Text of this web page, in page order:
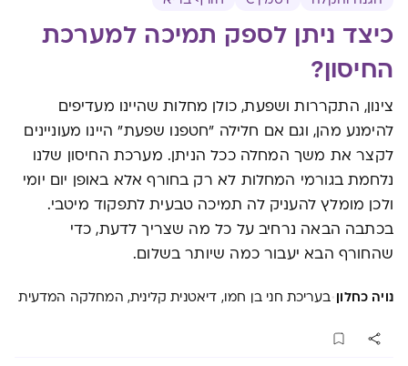
כיצד ניתן לספק תמיכה למערכת
החיסון?
צינון, התקררות ושפעת, כולן מחלות שהיינו מעדיפים
להימנע מהן, וגם אם חלילה "חטפנו שפעת" היינו מעוניינים
לקצר את משך המחלה ככל הניתן. מערכת החיסון שלנו
נלחמת בגורמי המחלות לא רק בחורף אלא באופן יום יומי
ולכן מומלץ להעניק לה תמיכה טבעית לתפקוד מיטבי.
בכתבה הבאה נרחיב על כל מה שצריך לדעת, כדי
שהחורף הבא יעבור כמה שיותר בשלום.
נויה כחלון·בעריכת חני בן חמו, דיאטנית קלינית, המחלקה המדעית